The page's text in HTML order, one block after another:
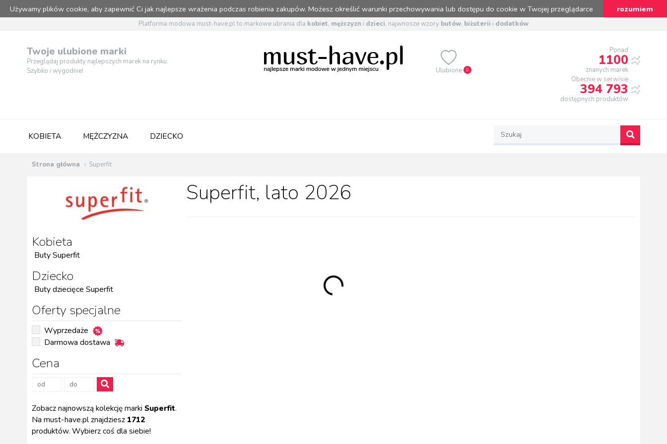
Używamy plików cookie, aby zapewnić Ci jak najlepsze wrażenia podczas robienia zakupów. Możesz określić warunki przechowywania lub dostępu do cookie w Twojej przeglądarce rozumiem
Platforma modowa must-have.pl to markowe ubrania dla kobiet, mężczyzn i dzieci, najwnosze wzory butów, biżuterii i dodatków
Twoje ulubione marki
Przeglądaj produkty najlepszych marek na rynku.
Szybko i wygodnie!
Ulubione 0
Ponad
1100
znanych marek
Obecnie w serwisie
394 793
dostępnych produktów
KOBIETA MĘŻCZYZNA DZIECKO
Strona główna Superfit
Kobieta
Buty Superfit
Dziecko
Buty dziecięce Superfit
Oferty specjalne
Wyprzedaże
Darmowa dostawa
Cena
Zobacz najnowszą kolekcję marki Superfit.
Na must-have.pl znajdziesz 1712
produktów. Wybierz coś dla siebie!
Superfit, lato 2026